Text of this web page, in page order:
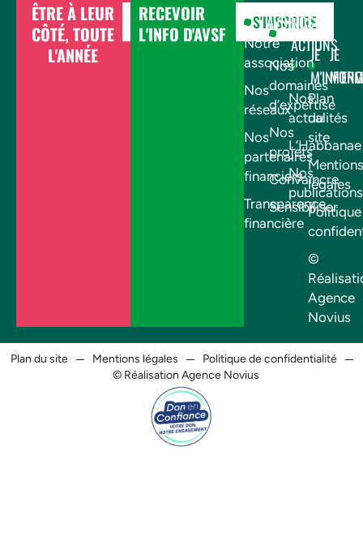
ÊTRE À LEUR
CÔTÉ, TOUTE
L'ANNÉE
DONNER
RECEVOIR
L'INFO D'AVSF
S'INSCRIRE
AVSF
Notre
association
Nos
réseaux
Nos
partenaires
financiers
Transparence
financière
NOS
ACTIONS
Nos
domaines
d’expertise
Nos
projets
Convaincre
Sensibiliser
JE
Nos
actualités
L’Habbanae
Nos
publications
JE
Plan
du
site
Mentions
légales
©
Agence
Novius
Plan du site Mentions légales
Politique de confidentialité
© Réalisation Agence Novius